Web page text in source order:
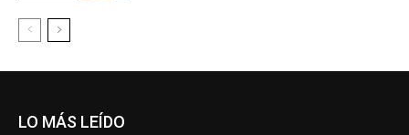
LO MÁS LEÍDO